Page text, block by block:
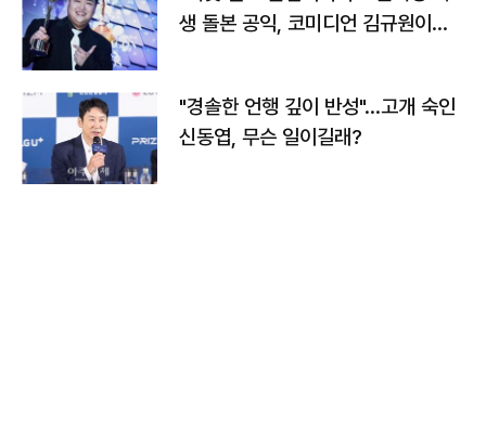
생 돌본 공익, 코미디언 김규원이었
"경솔한 언행 깊이 반성"…고개 숙인
신동엽, 무슨 일이길래?